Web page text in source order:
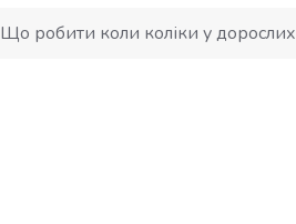
Що робити коли коліки у дорослих